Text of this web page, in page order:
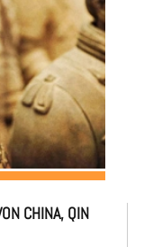
CHINA, QIN